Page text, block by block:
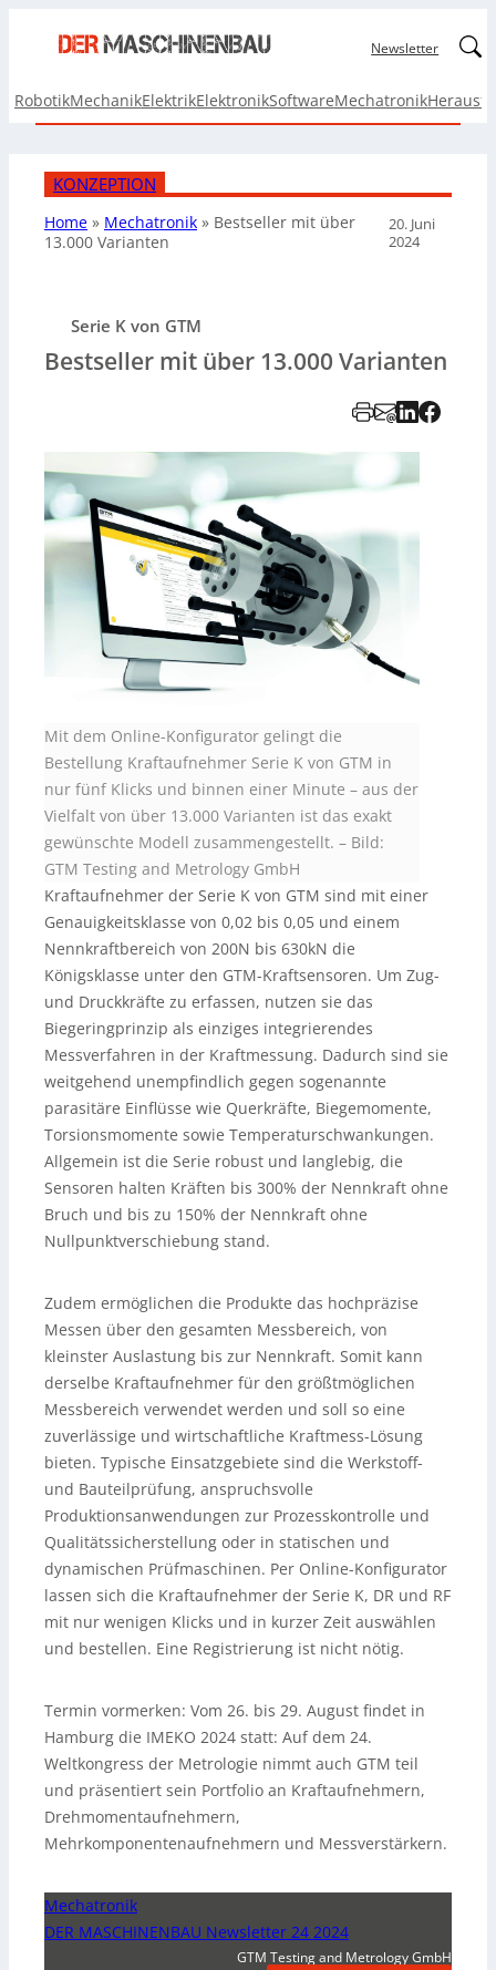
Newsletter
RobotikMechanikElektrikElektronikSoftwareMechatronik
KONZEPTION
Home » Mechatronik » Bestseller mit über
13.000 Varianten
20. Juni
2024
Serie K von GTM
Bestseller mit über 13.000 Varianten
Mit dem Online-Konfigurator gelingt die
Bestellung Kraftaufnehmer Serie K von GTM in
nur fünf Klicks und binnen einer Minute – aus der
Vielfalt von über 13.000 Varianten ist das exakt
gewünschte Modell zusammengestellt. – Bild:
GTM Testing and Metrology GmbH
Kraftaufnehmer der Serie K von GTM sind mit einer
Genauigkeitsklasse von 0,02 bis 0,05 und einem
Nennkraftbereich von 200N bis 630kN die
Königsklasse unter den GTM-Kraftsensoren. Um Zug-
und Druckkräfte zu erfassen, nutzen sie das
Biegeringprinzip als einziges integrierendes
Messverfahren in der Kraftmessung. Dadurch sind sie
weitgehend unempfindlich gegen sogenannte
parasitäre Einflüsse wie Querkräfte, Biegemomente,
Torsionsmomente sowie Temperaturschwankungen.
Allgemein ist die Serie robust und langlebig, die
Sensoren halten Kräften bis 300% der Nennkraft ohne
Bruch und bis zu 150% der Nennkraft ohne
Nullpunktverschiebung stand.
Zudem ermöglichen die Produkte das hochpräzise
Messen über den gesamten Messbereich, von
kleinster Auslastung bis zur Nennkraft. Somit kann
derselbe Kraftaufnehmer für den größtmöglichen
Messbereich verwendet werden und soll so eine
zuverlässige und wirtschaftliche Kraftmess-Lösung
bieten. Typische Einsatzgebiete sind die Werkstoff-
und Bauteilprüfung, anspruchsvolle
Produktionsanwendungen zur Prozesskontrolle und
Qualitätssicherstellung oder in statischen und
dynamischen Prüfmaschinen. Per Online-Konfigurator
lassen sich die Kraftaufnehmer der Serie K, DR und RF
mit nur wenigen Klicks und in kurzer Zeit auswählen
und bestellen. Eine Registrierung ist nicht nötig.
Termin vormerken: Vom 26. bis 29. August findet in
Hamburg die IMEKO 2024 statt: Auf dem 24.
Weltkongress der Metrologie nimmt auch GTM teil
und präsentiert sein Portfolio an Kraftaufnehmern,
Drehmomentaufnehmern,
Mehrkomponentenaufnehmern und Messverstärkern.
Mechatronik
DER MASCHINENBAU Newsletter 24 2024
GTM Testing and Metrology GmbH